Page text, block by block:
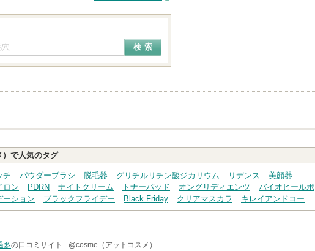
）で人気のタグ
チ パウダーブラシ 脱毛器 グリチルリチン酸ジカリウム リデンス
美顔器
ロン PDRN ナイトクリーム トナーパッド オングリディエンツ
バイオヒールボ
ーション ブラックフライデー Black Friday クリアマスカラ キレイアンドコー
多の口コミサイト - @cosme（アットコスメ）